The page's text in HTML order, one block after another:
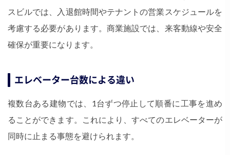
スビルでは、入退館時間やテナントの営業スケジュールを
考慮する必要があります。商業施設では、来客動線や安全
確保が重要になります。
エレベーター台数による違い
複数台ある建物では、1台ずつ停止して順番に工事を進め
ることができます。これにより、すべてのエレベーターが
同時に止まる事態を避けられます。